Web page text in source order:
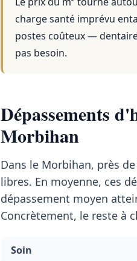
charge santé imprévu
postes coûteux —
pas besoin.
Dépassements
Morbihan
Dans le Morbihan, près de
libres. En moyenne, ces
dépassement moyen
Concrètement, le reste à
Soin